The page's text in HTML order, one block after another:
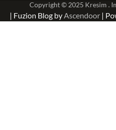
Copyright © 2025 Kresim .
| Fuzion Blog byAscendoor |